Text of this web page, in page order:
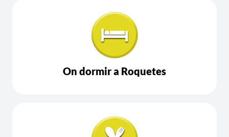
On dormir a Roquetes